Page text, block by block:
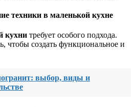
техники в маленькой кухне
кухни требует особого подхода.
чтобы создать функциональное и
выбор, виды и